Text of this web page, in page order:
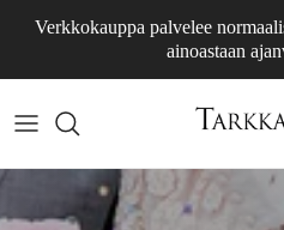
Verkkokauppa palvelee
ainoastaan